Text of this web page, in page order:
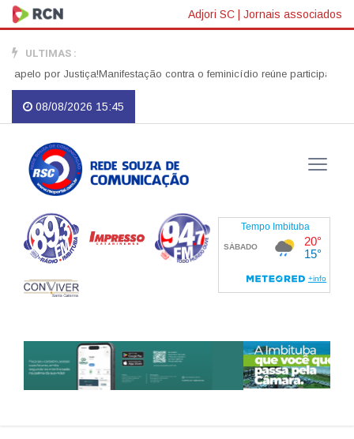
Adjori SC | Jornais associados
ULTIMAS :
por Justiça!Manifestação contra o feminicídio reúne participantes no
08/08/2026 15:45